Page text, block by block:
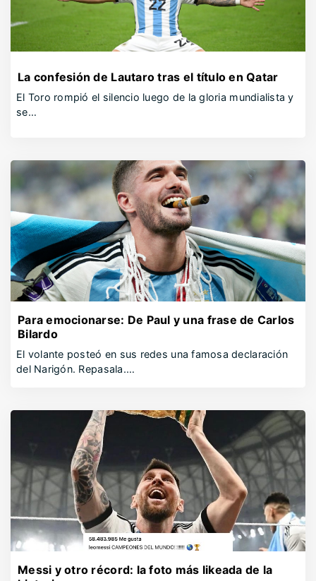
La confesión de Lautaro tras el título en Qatar
El Toro rompió el silencio luego de la gloria mundialista y
se…
Para emocionarse: De Paul y una frase de Carlos
Bilardo
El volante posteó en sus redes una famosa declaración
del Narigón. Repasala.…
Messi y otro récord: la foto más likeada de la